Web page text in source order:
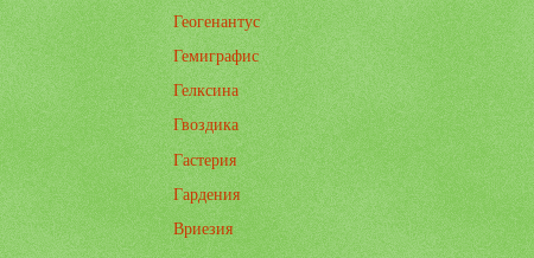
Геогенантус
Гемиграфис
Гелксина
Гвоздика
Гастерия
Гардения
Вриезия